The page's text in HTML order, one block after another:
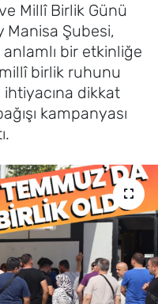
Millî Birlik Günü
Manisa Şubesi,
bir etkinliğe
millî birlik ruhunu
dikkat
kampanyası
ve Fikstür